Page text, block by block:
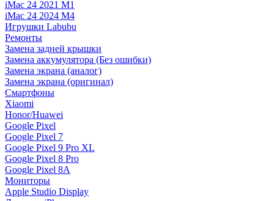
iMac 24 2021 M1
iMac 24 2024 M4
Игрушки Labubu
Ремонты
Замена задней крышки
Замена аккумулятора (Без ошибки)
Замена экрана (аналог)
Замена экрана (оригинал)
Смартфоны
Xiaomi
Honor/Huawei
Google Pixel
Google Pixel 7
Google Pixel 9 Pro XL
Google Pixel 8 Pro
Google Pixel 8A
Мониторы
Apple Studio Display